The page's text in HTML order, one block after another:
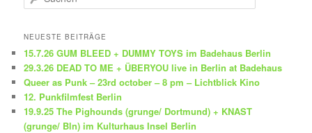
u
h
n
NEUESTE BEITRÄGE
15.7.26 GUM BLEED + DUMMY TOYS im Badehaus Berlin
29.3.26 DEAD TO ME + ÜBERYOU live in Berlin at Badehaus
Queer as Punk – 23rd october – 8 pm – Lichtblick Kino
12. Punkfilmfest Berlin
19.9.25 The Pighounds (grunge/ Dortmund) + KNAST
(grunge/ Bln) im Kulturhaus Insel Berlin